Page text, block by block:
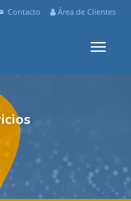
Contacto Área de Clientes
Menu